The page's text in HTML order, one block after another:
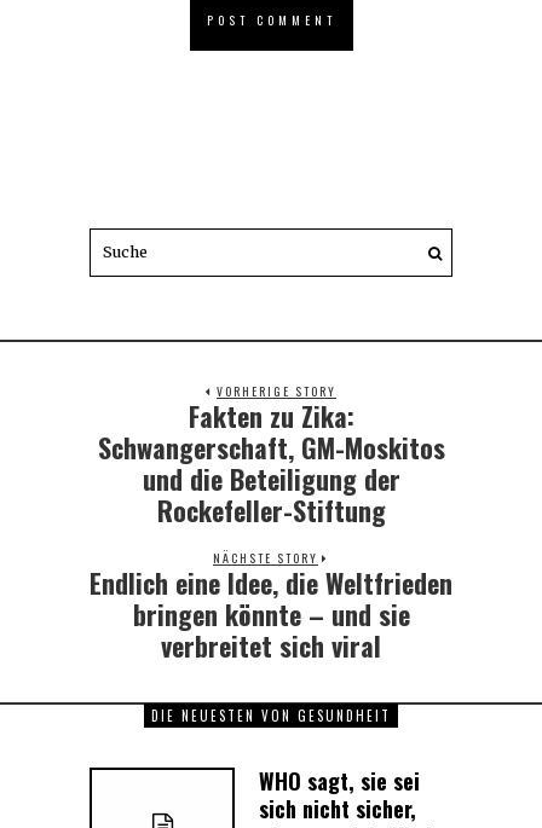
VORHERIGE STORY
Previous
post:
Fakten zu Zika:
Schwangerschaft, GM-Moskitos
und die Beteiligung der
Rockefeller-Stiftung
NÄCHSTE STORY
Next
post:
Endlich eine Idee, die Weltfrieden
bringen könnte – und sie
verbreitet sich viral
DIE NEUESTEN VON GESUNDHEIT
WHO sagt, sie sei
sich nicht sicher,